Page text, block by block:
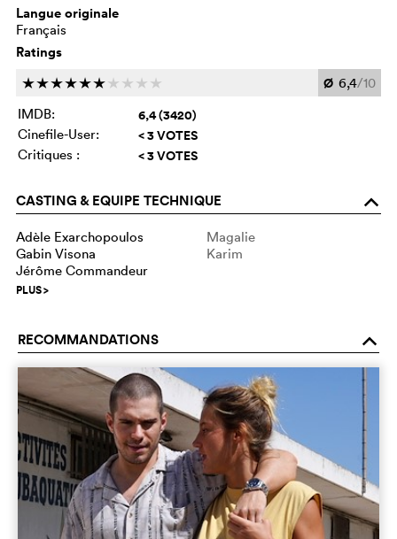
Langue originale
Français
Ratings
cccccc c c c c Ø 6,4/10
IMDB:
6,4 (3420)
Cinefile-User: < 3 VOTES
Critiques : < 3 VOTES
CASTING & EQUIPE TECHNIQUE o
Adèle Exarchopoulos
Magalie
Gabin Visona
Karim
Jérôme Commandeur
PLUS>
RECOMMANDATIONS o